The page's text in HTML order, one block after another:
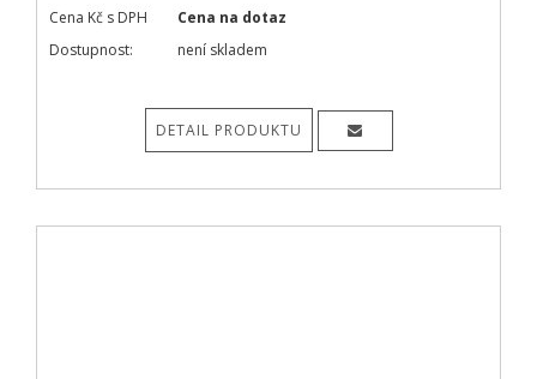
Cena Kč s DPH
Cena na dotaz
Dostupnost:
není skladem
DETAIL PRODUKTU